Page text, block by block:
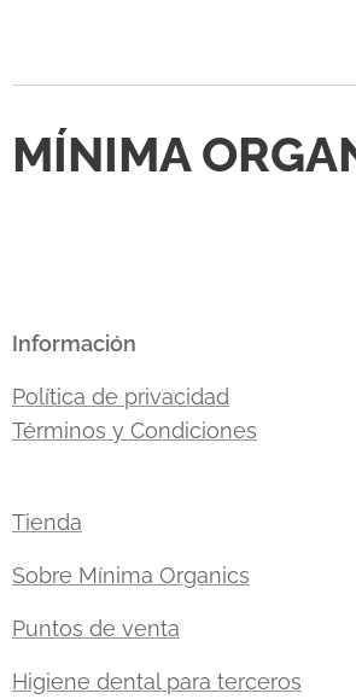
MÍNIMA
Información
Política de privacidad
Términos y Condiciones
Tienda
Sobre Mínima Organics
Puntos de venta
Higiene dental para terceros